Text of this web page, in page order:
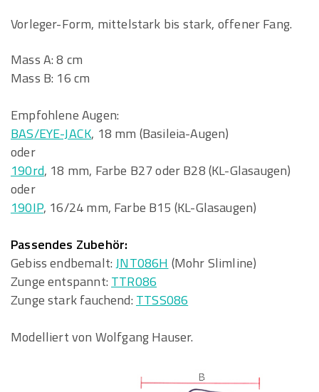
Vorleger-Form, mittelstark bis stark, offener Fang.
Mass A: 8 cm
Mass B: 16 cm
Empfohlene Augen:
BAS/EYE-JACK, 18 mm (Basileia-Augen)
oder
190rd, 18 mm, Farbe B27 oder B28 (KL-Glasaugen)
oder
190IP, 16/24 mm, Farbe B15 (KL-Glasaugen)
Passendes Zubehör:
Gebiss endbemalt:JNT086H (Mohr Slimline)
Zunge entspannt: TTR086
Zunge stark fauchend: TTSS086
Modelliert von Wolfgang Hauser.